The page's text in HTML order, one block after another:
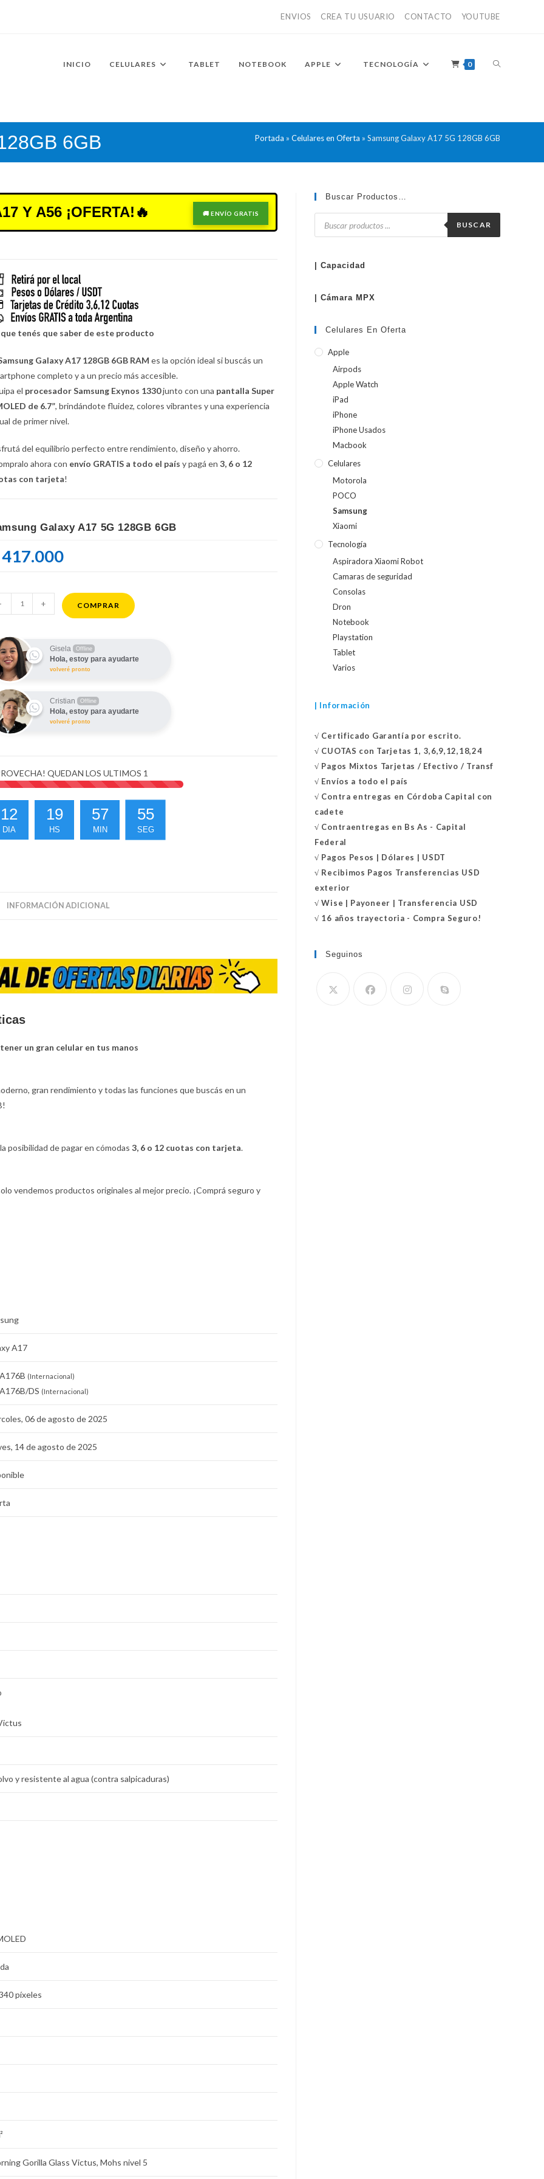
ENVIOS CREA TU USUARIO CONTACTO YOUTUBE
INICIO CELULARES TABLET NOTEBOOK APPLE TECNOLOGÍA 0 ALTERNAR
BÚSQUEDA
6GB Portada » Celulares en Oferta » Samsung Galaxy A17 5G 128GB 6GB
Y A56 ¡OFERTA!🔥 🚚 ENVÍO GRATIS
que tenés que saber de este producto
Galaxy A17 128GB 6GB RAM es la opción ideal si buscás un
completo y a un precio más accesible.
el procesador Samsung Exynos 1330junto con una pantalla Super
de 6.7”, brindándote fluidez, colores vibrantes y una experiencia
de primer nivel.
del equilibrio perfecto entre rendimiento, diseño y ahorro.
ahora con envío GRATIS a todo el país y pagá en3, 6 o 12
con tarjeta!
Galaxy A17 5G 128GB 6GB
417.000
- + COMPRAR
Gisela Offline
Hola, estoy para ayudarte
volveré pronto
Cristian Offline
Hola, estoy para ayudarte
volveré pronto
QUEDAN LOS ULTIMOS 1
12
DIA
19
HS
57
MIN
54
SEG
INFORMACIÓN ADICIONAL
un gran celular en tus manos
gran rendimiento y todas las funciones que buscás en un
posibilidad de pagar en cómodas 3, 6 o 12 cuotas con tarjeta.
vendemos productos originales al mejor precio. ¡Comprá seguro y
A17
(Internacional)
DS (Internacional)
06 de agosto de 2025
14 de agosto de 2025
y resistente al agua (contra salpicaduras)
píxeles
Gorilla Glass Victus, Mohs nivel 5
Buscar Productos…
Búsqueda
productos
BUSCAR
| Capacidad
| Cámara MPX
Celulares En Oferta
Apple
Airpods
Apple Watch
iPad
iPhone
iPhone Usados
Macbook
Celulares
Motorola
POCO
Samsung
Xiaomi
Tecnología
Aspiradora Xiaomi Robot
Camaras de seguridad
Consolas
Dron
Notebook
Playstation
Tablet
Varios
| Información
√ Certificado Garantía por escrito.
√ CUOTAS con Tarjetas 1, 3,6,9,12,18,24
√ Pagos Mixtos Tarjetas / Efectivo / Transf
√ Envíos a todo el país
√ Contra entregas en Córdoba Capital con
cadete
√ Contraentregas en Bs As - Capital
Federal
√ Pagos Pesos | Dólares | USDT
√ Recibimos Pagos Transferencias USD
exterior
√ Wise | Payoneer | Transferencia USD
√ 16 años trayectoria - Compra Seguro!
Seguinos